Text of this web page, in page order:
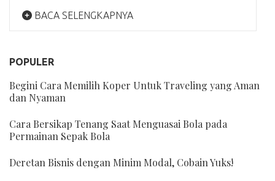
BACA SELENGKAPNYA
POPULER
Begini Cara Memilih Koper Untuk Traveling yang Aman
dan Nyaman
Cara Bersikap Tenang Saat Menguasai Bola pada
Permainan Sepak Bola
Deretan Bisnis dengan Minim Modal, Cobain Yuks!